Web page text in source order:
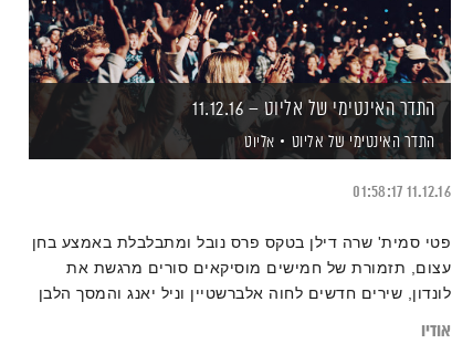
התדר האינטימי של אליוט – 11.12.16
התדר האינטימי של אליוט אליוט
11.12.16
01:58:17
פטי סמית' שרה דילן בטקס פרס נובל ומתבלבלת באמצע בחן
עצום, תזמורת של חמישים מוסיקאים סורים מרגשת את
לונדון, שירים חדשים לחוה אלברשטיין וניל יאנג והמסך הלבן
אודיו